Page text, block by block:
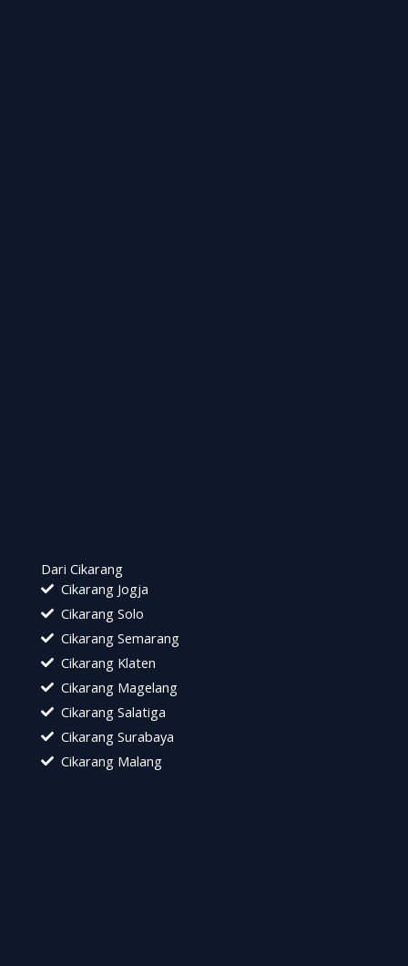
Dari Cikarang
Cikarang Jogja
Cikarang Solo
Cikarang Semarang
Cikarang Klaten
Cikarang Magelang
Cikarang Salatiga
Cikarang Surabaya
Cikarang Malang